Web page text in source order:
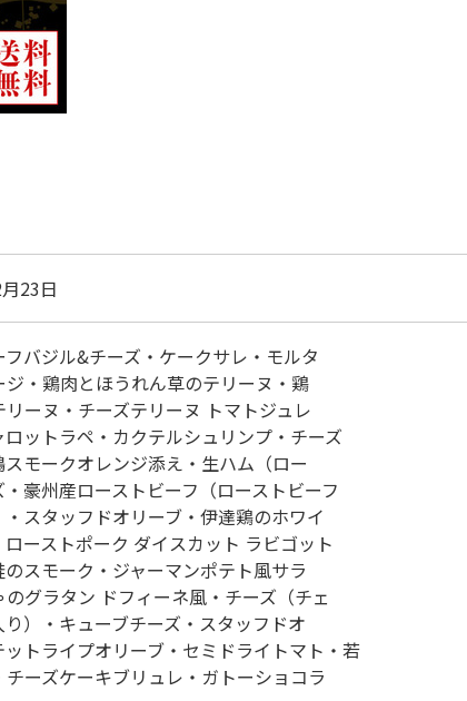
23日
バジル&チーズ・ケークサレ・モルタ
ジ・鶏肉とほうれん草のテリーヌ・鶏
ーヌ・チーズテリーヌ トマトジュレ
ロットラペ・カクテルシュリンプ・チーズ
スモークオレンジ添え・生ハム（ロー
豪州産ローストビーフ（ローストビーフ
・スタッフドオリーブ・伊達鶏のホワイ
ローストポーク ダイスカット ラビゴット
のスモーク・ジャーマンポテト風サラ
グラタン ドフィーネ風・チーズ（チェ
）・キューブチーズ・スタッフドオ
ットライプオリーブ・セミドライトマト・若
ーズケーキブリュレ・ガトーショコラ